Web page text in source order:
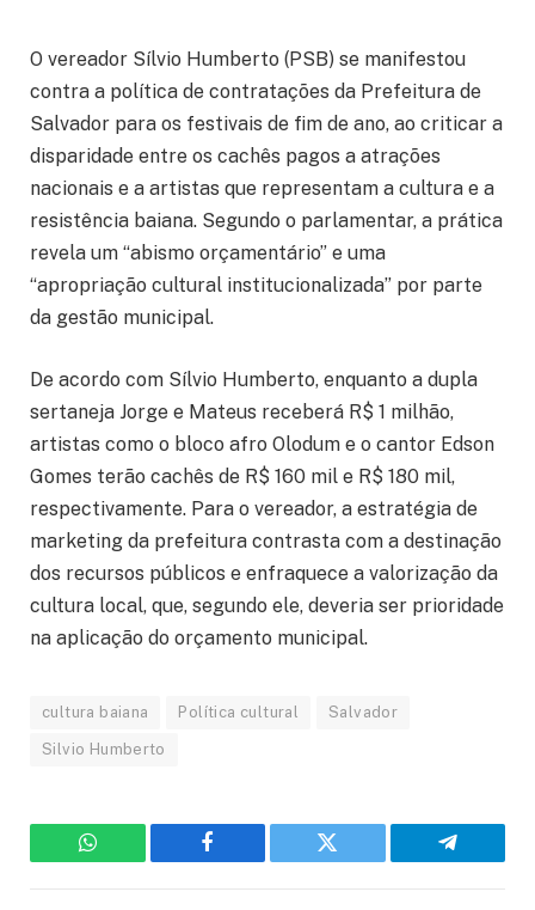
O vereador Sílvio Humberto (PSB) se manifestou
contra a política de contratações da Prefeitura de
Salvador para os festivais de fim de ano, ao criticar a
disparidade entre os cachês pagos a atrações
nacionais e a artistas que representam a cultura e a
resistência baiana. Segundo o parlamentar, a prática
revela um “abismo orçamentário” e uma
“apropriação cultural institucionalizada” por parte
da gestão municipal.
De acordo com Sílvio Humberto, enquanto a dupla
sertaneja Jorge e Mateus receberá R$ 1 milhão,
artistas como o bloco afro Olodum e o cantor Edson
Gomes terão cachês de R$ 160 mil e R$ 180 mil,
respectivamente. Para o vereador, a estratégia de
marketing da prefeitura contrasta com a destinação
dos recursos públicos e enfraquece a valorização da
cultura local, que, segundo ele, deveria ser prioridade
na aplicação do orçamento municipal.
cultura baiana Política cultural Salvador
Silvio Humberto
WhatsApp Facebook Twitter Telegram